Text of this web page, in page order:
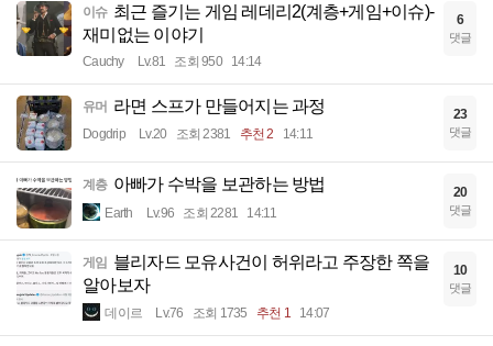
이슈 최근 즐기는 게임 레데리2(계층+게임+이슈)-
재미없는 이야기
Cauchy Lv.81 조회 950 14:14
6
댓글
유머 라면 스프가 만들어지는 과정
Dogdrip Lv.20 조회 2381 추천 2 14:11
23
댓글
계층 아빠가 수박을 보관하는 방법
Earth Lv.96 조회 2281 14:11
20
댓글
게임 블리자드 모유사건이 허위라고 주장한 쪽을
알아보자
데이르 Lv.76 조회 1735 추천 1 14:07
10
댓글